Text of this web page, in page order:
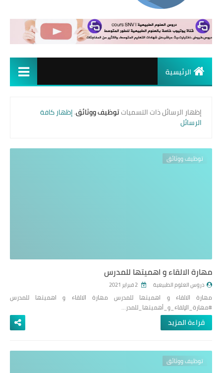
الرئيسية
‏إظهار الرسائل ذات التسمياتتوظيف ووثائق.إظهار كافة
الرسائل
توظيف ووثائق
مهارة الالقاء و اهميتها للمدرس
دروس العلوم الطبيعية
مهارة الالقاء و اهميتها للمدرس مهارة الالقاء و اهميتها للمدرس
#مهارة_الإلقاء_و_أهميتها_للمدر…
قراءة المزيد
توظيف ووثائق